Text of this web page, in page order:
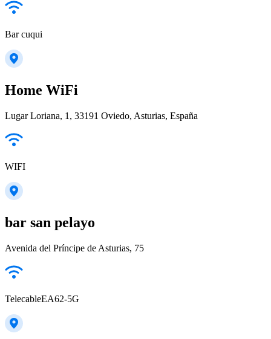
Bar cuqui
Home WiFi
Lugar Loriana, 1, 33191 Oviedo, Asturias, España
WIFI
bar san pelayo
Avenida del Príncipe de Asturias, 75
TelecableEA62-5G